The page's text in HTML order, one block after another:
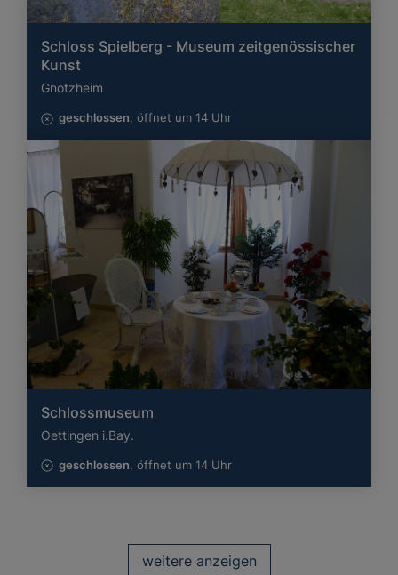
Schloss Spielberg - Museum zeitgenössischer
Kunst
Gnotzheim
geschlossen, öffnet um 14 Uhr
Schlossmuseum
Oettingen i.Bay.
geschlossen, öffnet um 14 Uhr
weitere anzeigen